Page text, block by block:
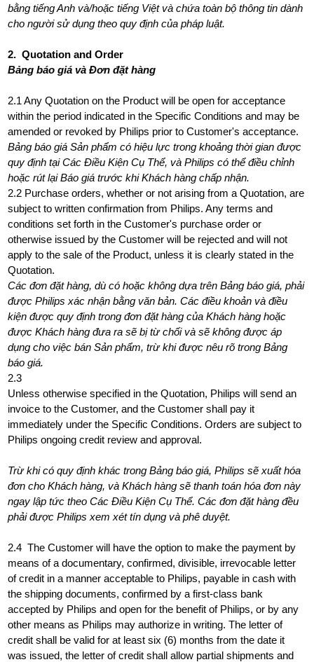
bằng tiếng Anh và/hoặc tiếng Việt và chứa toàn bộ thông tin dành
cho người sử dụng theo quy định của pháp luật.
2. Quotation and Order
Bảng báo giá và Đơn đặt hàng
2.1 Any Quotation on the Product will be open for acceptance
within the period indicated in the Specific Conditions and may be
amended or revoked by Philips prior to Customer's acceptance.
Bảng báo giá Sản phẩm có hiệu lực trong khoảng thời gian được
quy định tại Các Điều Kiện Cụ Thể, và Philips có thể điều chỉnh
hoặc rút lại Báo giá trước khi Khách hàng chấp nhận.
2.2 Purchase orders, whether or not arising from a Quotation, are
subject to written confirmation from Philips. Any terms and
conditions set forth in the Customer's purchase order or
otherwise issued by the Customer will be rejected and will not
apply to the sale of the Product, unless it is clearly stated in the
Quotation.
Các đơn đặt hàng, dù có hoặc không dựa trên Bảng báo giá, phải
được Philips xác nhận bằng văn bản. Các điều khoản và điều
kiện được quy định trong đơn đặt hàng của Khách hàng hoặc
được Khách hàng đưa ra sẽ bị từ chối và sẽ không được áp
dụng cho việc bán Sản phẩm, trừ khi được nêu rõ trong Bảng
báo giá.
2.3
Unless otherwise specified in the Quotation, Philips will send an
invoice to the Customer, and the Customer shall pay it
immediately under the Specific Conditions. Orders are subject to
Philips ongoing credit review and approval.
Trừ khi có quy định khác trong Bảng báo giá, Philips sẽ xuất hóa
đơn cho Khách hàng, và Khách hàng sẽ thanh toán hóa đơn này
ngay lập tức theo Các Điều Kiện Cụ Thể. Các đơn đặt hàng đều
phải được Philips xem xét tín dụng và phê duyệt.
2.4 The Customer will have the option to make the payment by
means of a documentary, confirmed, divisible, irrevocable letter
of credit in a manner acceptable to Philips, payable in cash with
the shipping documents, confirmed by a first-class bank
accepted by Philips and open for the benefit of Philips, or by any
other means as Philips may authorize in writing. The letter of
credit shall be valid for at least six (6) months from the date it
was issued, the letter of credit shall allow partial shipments and